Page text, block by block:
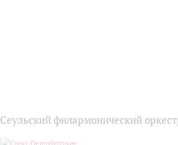
Сеульский филармонический